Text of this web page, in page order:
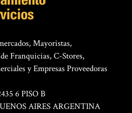
Mayoristas,
Franquicias, C-Stores,
y Empresas Proveedoras
6 PISO B
AIRES ARGENTINA